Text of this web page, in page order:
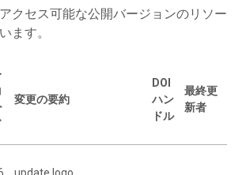
クセス可能な公開バージョンのリソー
ます。
変更の要約
DOI
ハン
ドル
最終更
新者
update logo